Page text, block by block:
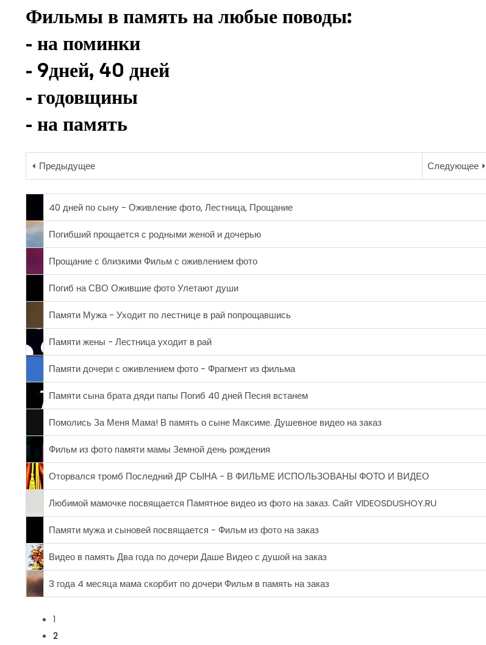
Фильмы в память на любые поводы:
- на поминки
- 9дней, 40 дней
- годовщины
- на память
⏴ Предыдущее Следующее ⏵
40 дней по сыну - Оживление фото, Лестница, Прощание
Погибший прощается с родными женой и дочерью
Прощание с близкими Фильм с оживлением фото
Погиб на СВО Ожившие фото Улетают души
Памяти Мужа - Уходит по лестнице в рай попрощавшись
Памяти жены - Лестница уходит в рай
Памяти дочери с оживлением фото - Фрагмент из фильма
Памяти сына брата дяди папы Погиб 40 дней Песня встанем
Помолись За Меня Мама! В память о сыне Максиме. Душевное видео на заказ
Фильм из фото памяти мамы Земной день рождения
Оторвался тромб Последний ДР СЫНА - В ФИЛЬМЕ ИСПОЛЬЗОВАНЫ ФОТО И ВИДЕО
Любимой мамочке посвящается Памятное видео из фото на заказ. Сайт VIDEOSDUSHOY.RU
Памяти мужа и сыновей посвящается - Фильм из фото на заказ
Видео в память Два года по дочери Даше Видео с душой на заказ
3 года 4 месяца мама скорбит по дочери Фильм в память на заказ
1
2